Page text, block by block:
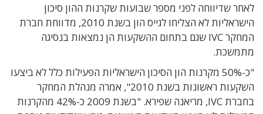
לאחר שדיווחה לפני מספר שבועות שקרנות ההון סיכון
הישראליות לא הצליחו לגייס הון בשנת 2010, מדווחת חברת
המחקר IVC שגם בתחום ההשקעות הן נמצאות בנסיגה
מתמשכת.
"כ-50% מקרנות הון הסיכון הישראליות הפעילות כלל לא ביצעו
השקעות ראשונות בשנת 2010", אמרה מנהלת המחקר
בחברת IVC, מריאנה שפירא. "בשנת 2009 כ-42% מהקרנות